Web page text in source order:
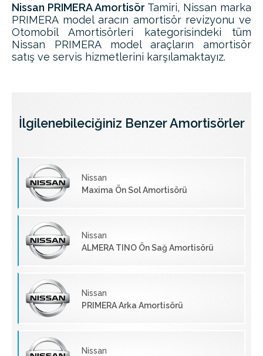
Nissan PRIMERA Amortisör Tamiri, Nissan marka
PRIMERA model aracın amortisör revizyonu ve
Otomobil Amortisörleri kategorisindeki tüm
Nissan PRIMERA model araçların amortisör
satış ve servis hizmetlerini karşılamaktayız.
İlgilenebileciğiniz Benzer Amortisörler
Nissan
Maxima Ön Sol Amortisörü
Nissan
ALMERA TINO Ön Sağ Amortisörü
Nissan
PRIMERA Arka Amortisörü
Nissan